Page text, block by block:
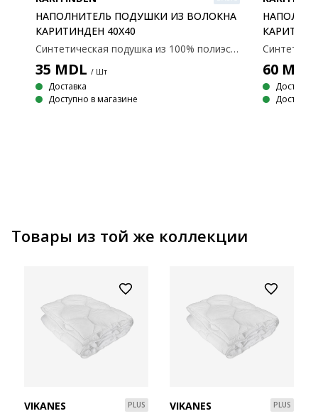
НАПОЛНИТЕЛЬ ПОДУШКИ ИЗ ВОЛОКНА
КАРИТИНДЕН 40Х40
Синтетическая подушка из 100% полиэстерового волокна. Вес наполнителя: 200 г, Размер: 40х40 см
35 MDL / Шт
Доставка
Доступно в магазине
60MDL
Доставка
Товары из той же коллекции
VIKANES PLUS VIKANES PLUS